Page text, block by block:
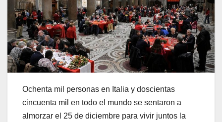
Ochenta mil personas en Italia y doscientas
cincuenta mil en todo el mundo se sentaron a
almorzar el 25 de diciembre para vivir juntos la